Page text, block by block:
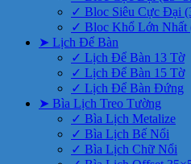
✓ Bloc Siêu Cực Đại
✓ Bloc Khổ Lớn Nhất
➤ Lịch Để Bàn
✓ Lịch Để Bàn 13 Tờ
✓ Lịch Để Bàn 15 Tờ
✓ Lịch Để Bàn Đứng
➤ Bìa Lịch Treo Tường
✓ Bìa Lịch Metalize
✓ Bìa Lịch Bế Nổi
✓ Bìa Lịch Chữ Nổi